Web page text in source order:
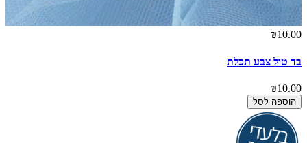
₪10.00
בד טול צבע תכלת
₪10.00
הוספה לסל